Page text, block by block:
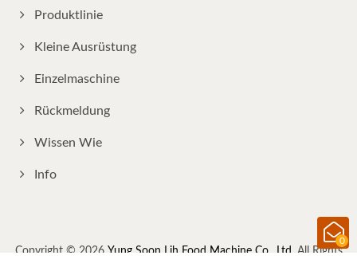
0
Produktlinie
Kleine Ausrüstung
Einzelmaschine
Rückmeldung
Wissen Wie
Info
Copyright © 2026 Yung Soon Lih Food Machine Co., Ltd. All Rights